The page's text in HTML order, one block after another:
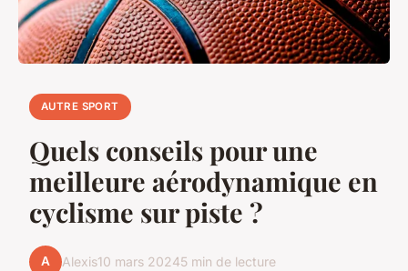
AUTRE SPORT
Quels conseils pour une
meilleure aérodynamique en
cyclisme sur piste ?
A Alexis10 mars 20245 min de lecture